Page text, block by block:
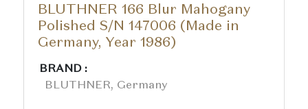
BLUTHNER 166 Blur Mahogany
Polished S/N 147006 (Made in
Germany, Year 1986)
BRAND :
BLUTHNER, Germany